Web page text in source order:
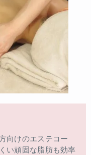
向けのエステコー
い頑固な脂肪も効率